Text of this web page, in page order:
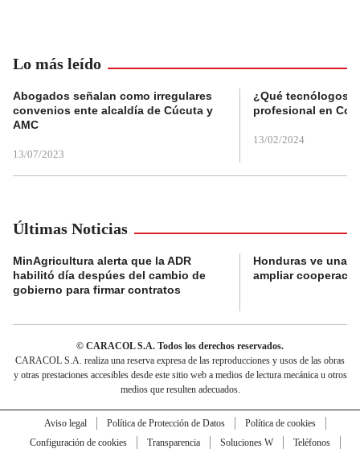
Lo más leído
Abogados señalan como irregulares
convenios ente alcaldía de Cúcuta y
AMC
13/07/2023
¿Qué tecnólogos
profesional en
13/02/2024
Últimas Noticias
MinAgricultura alerta que la ADR
habilitó día despúes del cambio de
gobierno para firmar contratos
Honduras ve una
ampliar
© CARACOL S.A. Todos los derechos reservados.
CARACOL S.A. realiza una reserva expresa de las reproducciones y usos de las obras
y otras prestaciones accesibles desde este sitio web a medios de lectura mecánica u otros
medios que resulten adecuados.
Aviso legal Política de Protección de Datos
Política de cookies
Configuración de cookies
Transparencia Soluciones W
Teléfonos